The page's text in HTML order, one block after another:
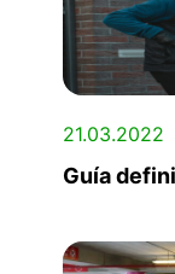
21.03.2022
Guía